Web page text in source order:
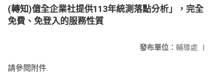
(轉知)億全企業社提供113年統測落點分析」，完全
免費、免登入的服務性質
發布單位： 輔導處 |
請參閱附件.